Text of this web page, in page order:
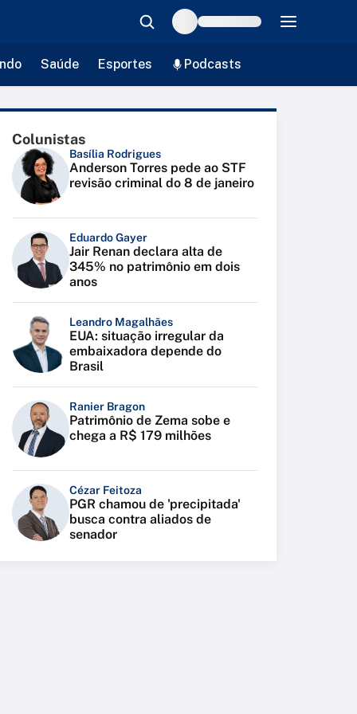
Saúde Esportes Podcasts
Colunistas
Basília Rodrigues
Anderson Torres pede ao STF
revisão criminal do 8 de janeiro
Eduardo Gayer
Jair Renan declara alta de
345% no patrimônio em dois
anos
Leandro Magalhães
EUA: situação irregular da
embaixadora depende do
Brasil
Ranier Bragon
Patrimônio de Zema sobe e
chega a R$ 179 milhões
Cézar Feitoza
PGR chamou de 'precipitada'
busca contra aliados de
senador